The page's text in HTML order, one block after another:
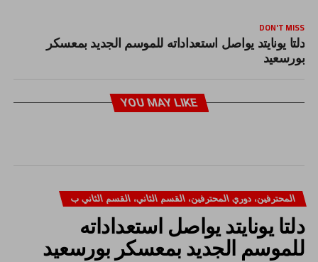
DON'T MISS
دلتا يونايتد يواصل استعداداته للموسم الجديد بمعسكر
بورسعيد
YOU MAY LIKE
المحترفين، دوري المحترفين، القسم الثاني، القسم الثاني ب
دلتا يونايتد يواصل استعداداته
للموسم الجديد بمعسكر بورسعيد